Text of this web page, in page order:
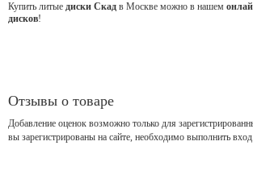
Купить литые диски Скад в Москве можно в нашем
дисков!
Отзывы о товаре
Добавление оценок возможно только для
вы зарегистрированы на сайте, необходимо выполнить вход.